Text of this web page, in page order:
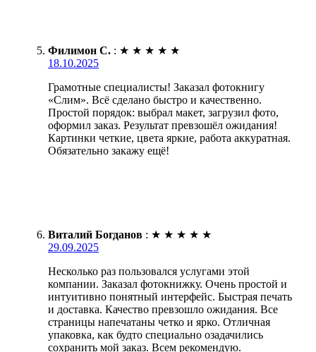
Филимон С. : ★ ★ ★ ★ ★
18.10.2025
Грамотные специалисты! Заказал фотокнигу
«Слим». Всё сделано быстро и качественно.
Простой порядок: выбрал макет, загрузил фото,
оформил заказ. Результат превзошёл ожидания!
Картинки четкие, цвета яркие, работа аккуратная.
Обязательно закажу ещё!
Виталий Богданов : ★ ★ ★ ★ ★
29.09.2025
Несколько раз пользовался услугами этой
компании. Заказал фотокнижку. Очень простой и
интуитивно понятный интерфейс. Быстрая печать
и доставка. Качество превзошло ожидания. Все
страницы напечатаны четко и ярко. Отличная
упаковка, как будто специально озадачились
сохранить мой заказ. Всем рекомендую.